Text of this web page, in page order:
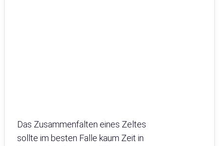
Das Zusammenfalten eines Zeltes
sollte im besten Falle kaum Zeit in